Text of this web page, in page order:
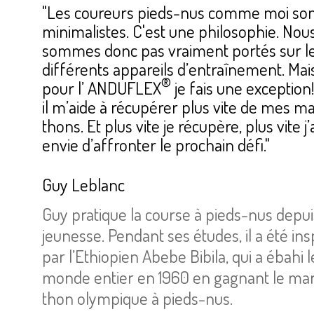
"Les cou­reurs pieds-nus comme moi
mini­ma­listes. C'est une phi­lo­so­phie.
sommes donc pas vrai­ment portés sur
dif­fé­rents appa­reils d’en­traî­ne­ment.
pour l’ ANDU­FLEX® je fais une
il m’aide à récu­pé­rer plus vite de mes
thons. Et plus vite je récu­père, plus vite
envie d’af­fron­ter le pro­chain défi."
Guy Leblanc
Guy pra­tique la course à pieds-nus
jeu­nesse. Pen­dant ses études, il a été
par l’Ethio­pien Abebe Bibila, qui a ébahi
monde entier en 1960 en gagnant le
thon olym­pique à pieds-nus.